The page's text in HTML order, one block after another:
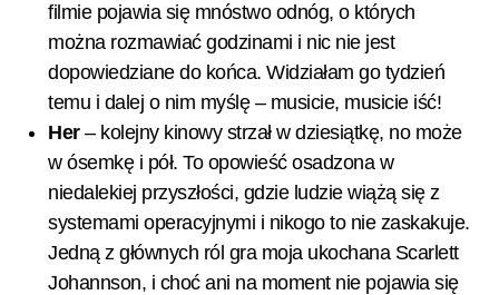
filmie pojawia się mnóstwo odnóg, o których
można rozmawiać godzinami i nic nie jest
dopowiedziane do końca. Widziałam go tydzień
temu i dalej o nim myślę – musicie, musicie iść!
Her– kolejny kinowy strzał w dziesiątkę, no może
w ósemkę i pół. To opowieść osadzona w
niedalekiej przyszłości, gdzie ludzie wiążą się z
systemami operacyjnymi i nikogo to nie zaskakuje.
Jedną z głównych ról gra moja ukochana Scarlett
Johannson, i choć ani na moment nie pojawia się